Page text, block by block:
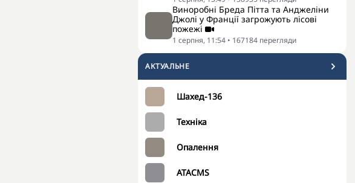
Виноробні Бреда Пітта та Анджеліни
Джолі у Франції загрожують лісові
пожежі
1 серпня, 11:54 • 167184 перегляди
АКТУАЛЬНЕ
Шахед-136
Техніка
Опалення
ATACMS